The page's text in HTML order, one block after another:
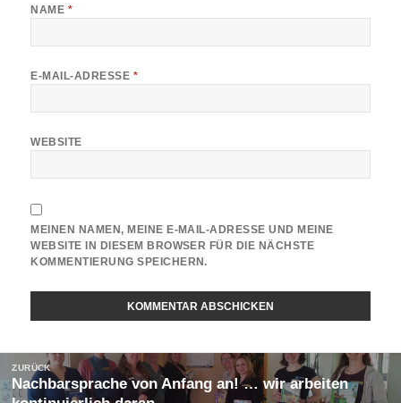
NAME *
E-MAIL-ADRESSE *
WEBSITE
MEINEN NAMEN, MEINE E-MAIL-ADRESSE UND MEINE
WEBSITE IN DIESEM BROWSER FÜR DIE NÄCHSTE
KOMMENTIERUNG SPEICHERN.
Beitragsnavigation
ZURÜCK
Vorheriger
Nachbarsprache von Anfang an! … wir arbeiten